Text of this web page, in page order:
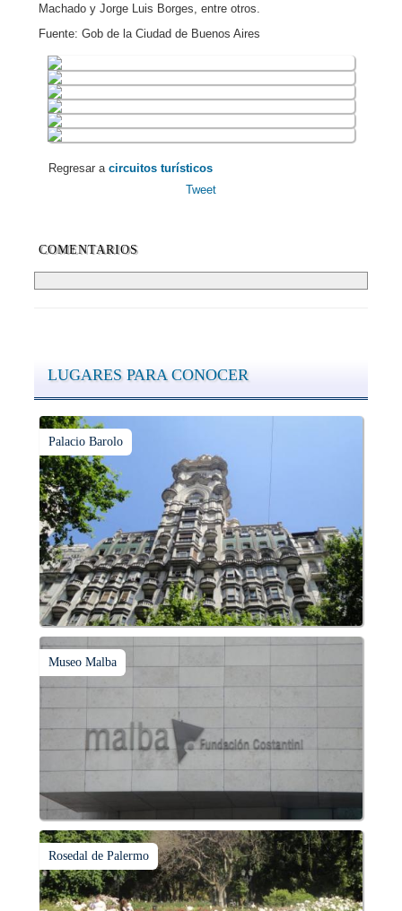
Machado y Jorge Luis Borges, entre otros.
Fuente: Gob de la Ciudad de Buenos Aires
Regresar a circuitos turísticos
Tweet
COMENTARIOS
LUGARES PARA CONOCER
Palacio Barolo
Museo Malba
Rosedal de Palermo